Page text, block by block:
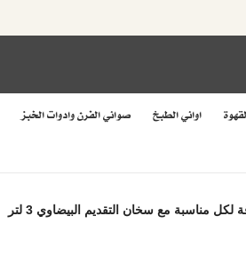
اواني الطبخ صواني الفرن وادوات الخبز
لكل مناسبة مع سخان التقديم البيضاوي 3 لتر